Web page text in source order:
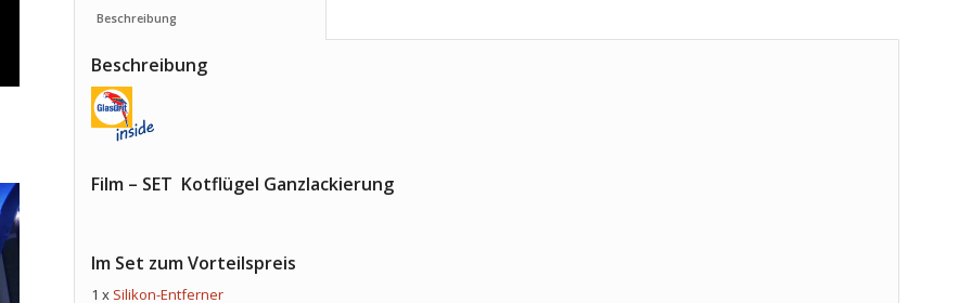
Beschreibung
Film – SET Kotflügel Ganzlackierung
Im Set zum Vorteilspreis
1 x Silikon-Entferner